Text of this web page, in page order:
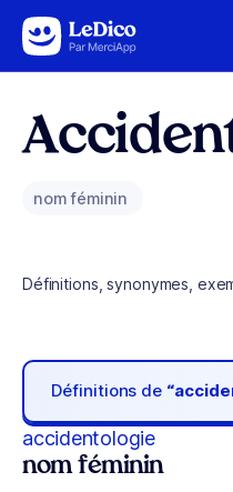
Aller au contenu
nom féminin
Définitions, synonymes,
Définitions de
accidentologie
nom féminin